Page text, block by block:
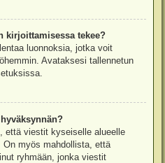
kirjoittamisessa tekee?
luonnoksia, jotka voit
Avataksesi tallennetun
että viestit kyseiselle alueelle
myös mahdollista, että
ryhmään, jonka viestit